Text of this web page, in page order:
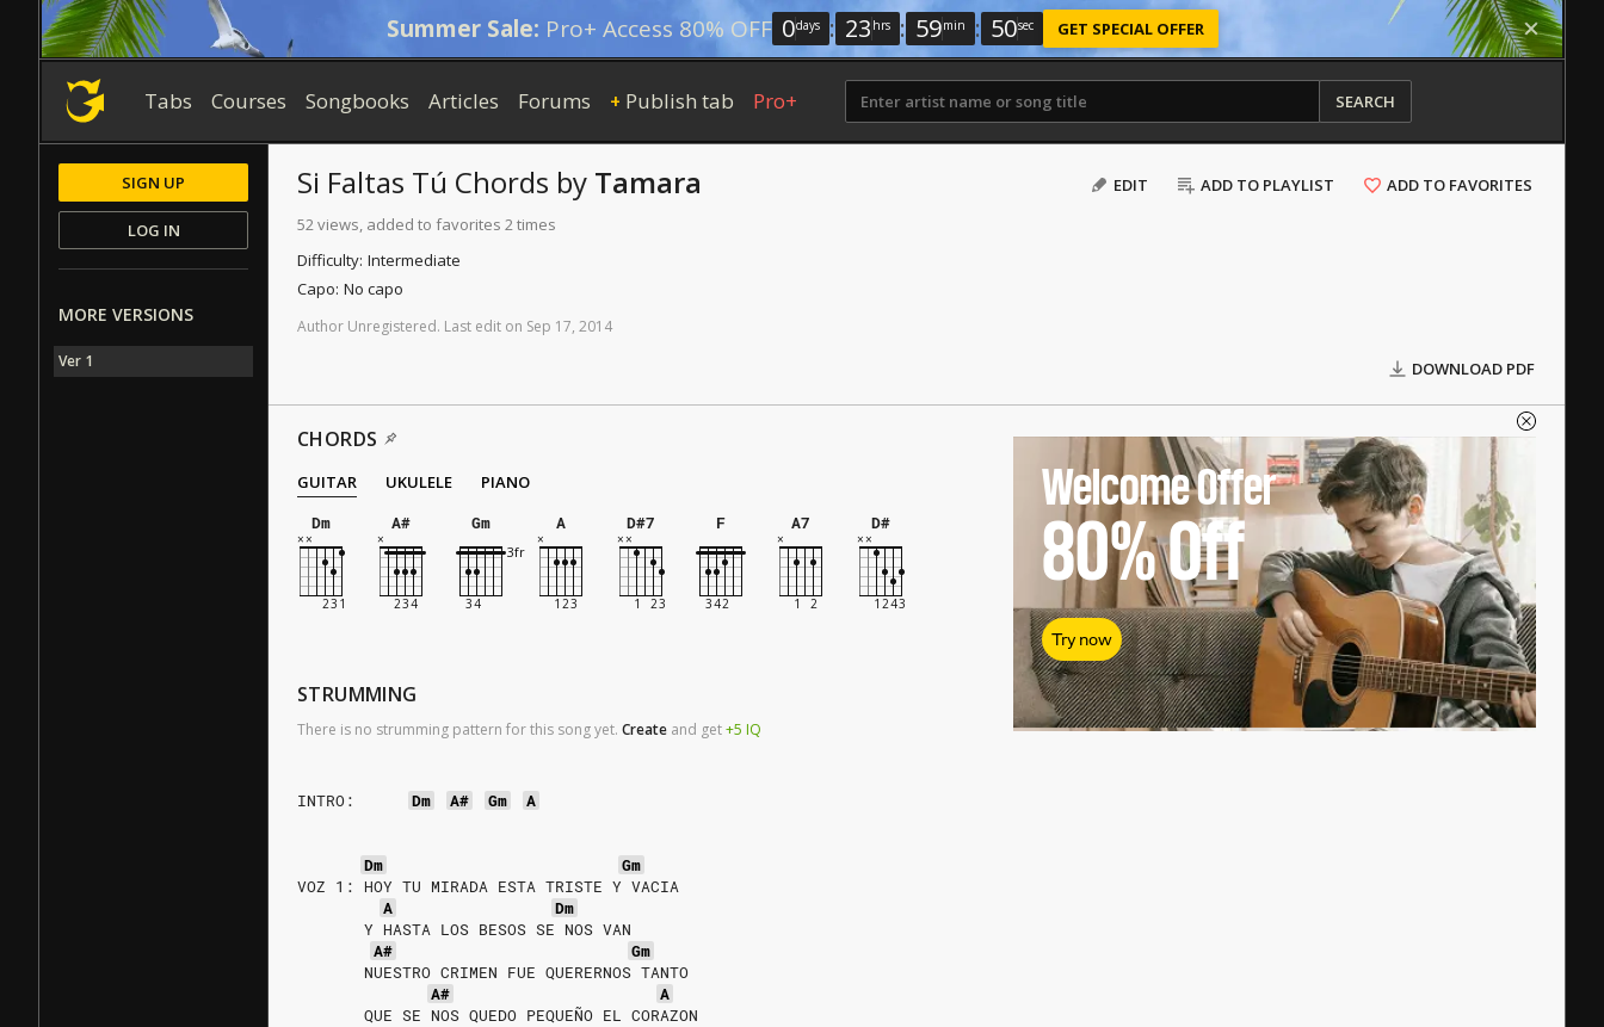
Summer Sale: Pro+ Access 80% OFF 0days : 23 hrs : 59min : 50sec GET SPECIAL OFFER
Tabs Courses Songbooks Articles Forums + Publish tab Pro+ SEARCH
EDIT ADD TO PLAYLIST ADD TO FAVORITES
Si Faltas Tú Chords by Tamara
52 views, added to favorites 2 times
Difficulty: Intermediate
Capo: No capo
Author Unregistered. Last edit on Sep 17, 2014
DOWNLOAD PDF
CHORDS
GUITAR UKULELE
PIANO
Dm
A# Gm A D#7 F A7 D#
STRUMMING
There is no strumming pattern for this song yet. Create and get+5 IQ
INTRO: Dm A# Gm A
Dm
Gm
VOZ 1: HOY TU MIRADA ESTA TRISTE Y VACIA
A
Dm
       Y HASTA LOS BESOS SE NOS VAN
A#
Gm
       NUESTRO CRIMEN FUE QUERERNOS TANTO
A#
A
       QUE SE NOS QUEDO PEQUEÑO EL CORAZON
Welcome Offer
80%Off
Try now
SIGN UP
LOG IN
MORE VERSIONS
Ver 1